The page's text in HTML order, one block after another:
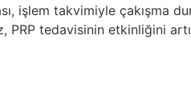
işlem takvimiyle çakışma
PRP tedavisinin etkinliğini